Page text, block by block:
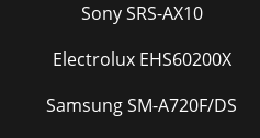
Sony SRS-AX10
Electrolux EHS60200X
Samsung SM-A720F/DS